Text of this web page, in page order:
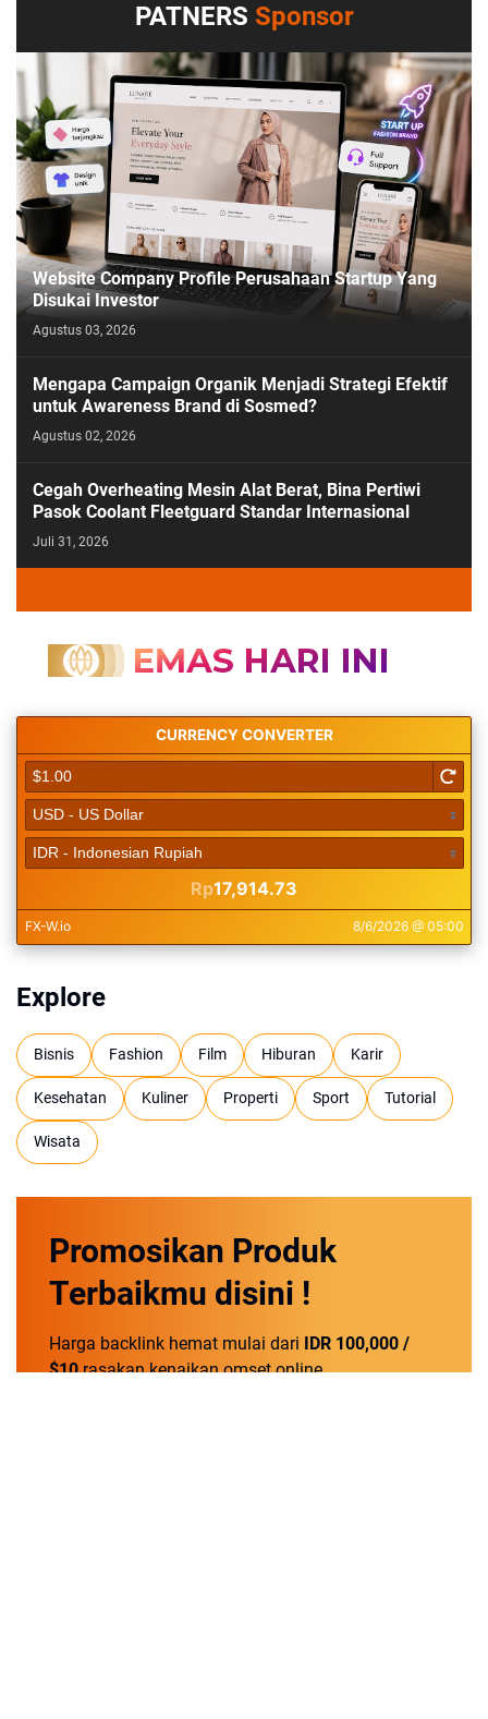
PATNERS Sponsor
Website Company Profile Perusahaan Startup Yang
Disukai Investor
Agustus 03, 2026
Mengapa Campaign Organik Menjadi Strategi Efektif
untuk Awareness Brand di Sosmed?
Agustus 02, 2026
Cegah Overheating Mesin Alat Berat, Bina Pertiwi
Pasok Coolant Fleetguard Standar Internasional
Juli 31, 2026
Explore
Bisnis Fashion Film Hiburan Karir
Kesehatan Kuliner Properti Sport Tutorial
Wisata
Promosikan Produk
Terbaikmu disini !
Harga backlink hemat mulai dari IDR 100,000 /
$10rasakan kenaikan omset online.